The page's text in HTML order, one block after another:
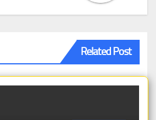
Related Post